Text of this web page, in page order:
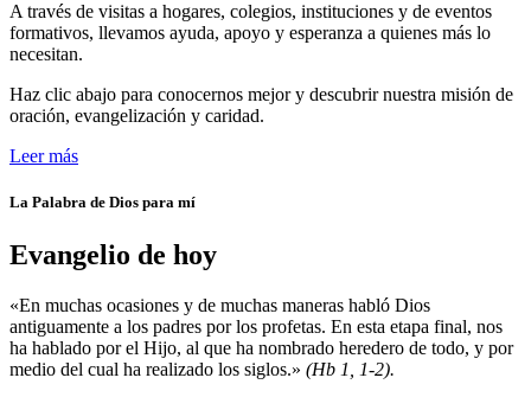
A través de visitas a hogares, colegios, instituciones y de eventos
formativos, llevamos ayuda, apoyo y esperanza a quienes más lo
necesitan.
Haz clic abajo para conocernos mejor y descubrir nuestra misión de
oración, evangelización y caridad.
Leer más
La Palabra de Dios para mí
Evangelio de hoy
«En muchas ocasiones y de muchas maneras habló Dios
antiguamente a los padres por los profetas. En esta etapa final, nos
ha hablado por el Hijo, al que ha nombrado heredero de todo, y por
medio del cual ha realizado los siglos.» (Hb 1, 1-2).